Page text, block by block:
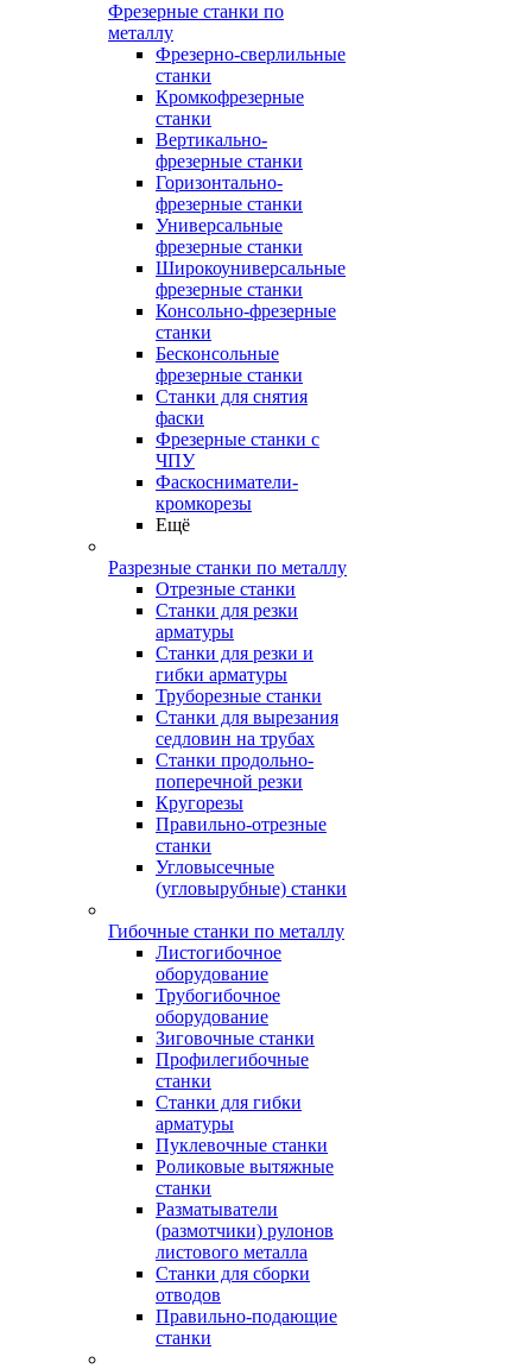
Фрезерные станки по
металлу
Фрезерно-сверлильные
станки
Кромкофрезерные
станки
Вертикально-
фрезерные станки
Горизонтально-
фрезерные станки
Универсальные
фрезерные станки
Широкоуниверсальные
фрезерные станки
Консольно-фрезерные
станки
Бесконсольные
фрезерные станки
Станки для снятия
фаски
Фрезерные станки с
ЧПУ
Фаскосниматели-
кромкорезы
Ещё
Разрезные станки по металлу
Отрезные станки
Станки для резки
арматуры
Станки для резки и
гибки арматуры
Труборезные станки
Станки для вырезания
седловин на трубаx
Станки продольно-
поперечной резки
Кругорезы
Правильно-отрезные
станки
Угловысечные
(угловырубные) станки
Гибочные станки по металлу
Листогибочное
оборудование
Трубогибочное
оборудование
Зиговочные станки
Профилегибочные
станки
Станки для гибки
арматуры
Пуклевочные станки
Роликовые вытяжные
станки
Разматыватели
(размотчики) рулонов
листового металла
Станки для сборки
отводов
Правильно-подающие
станки